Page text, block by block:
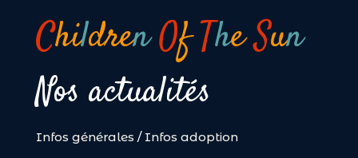
ChildrenOfTheSun
Nos actualités
Infos générales / Infos adoption